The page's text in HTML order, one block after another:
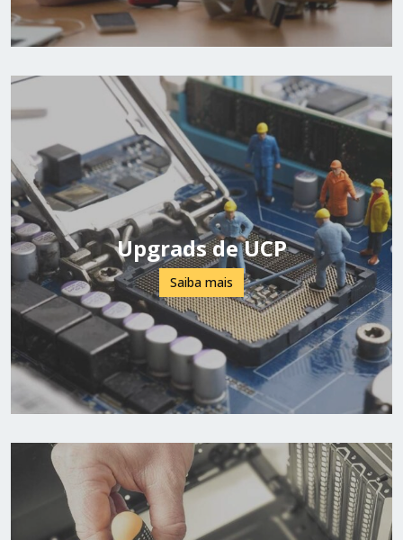
Upgrads de UCP
Saiba mais